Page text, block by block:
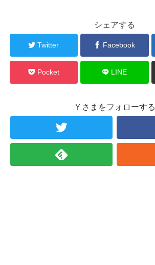
シェアする
Twitter Facebook
Pocket LINE
Ｙさまをフォローする